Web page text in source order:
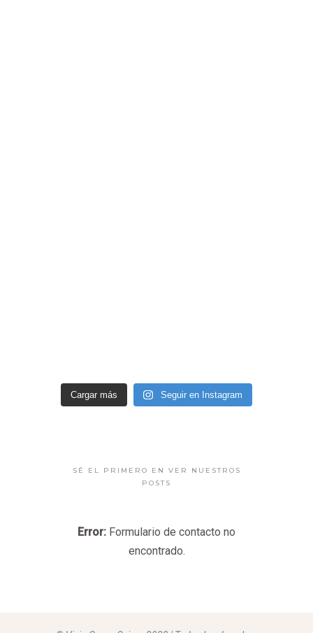
Cargar más Seguir en Instagram
SÉ EL PRIMERO EN VER NUESTROS
POSTS
Error: Formulario de contacto no
encontrado.